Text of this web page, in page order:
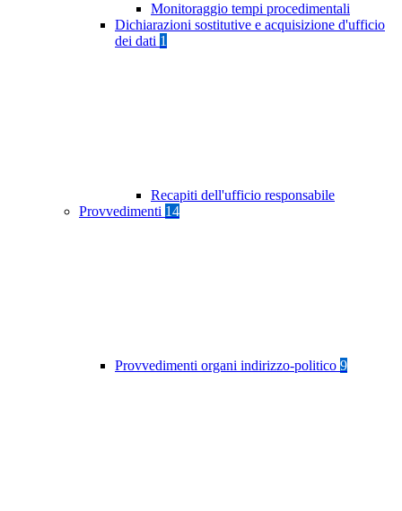
Monitoraggio tempi procedimentali
Dichiarazioni sostitutive e acquisizione d'ufficio
dei dati 1
Recapiti dell'ufficio responsabile
Provvedimenti 14
Provvedimenti organi indirizzo-politico 9